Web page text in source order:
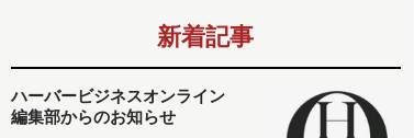
新着記事
ハーバービジネスオンライン
編集部からのお知らせ